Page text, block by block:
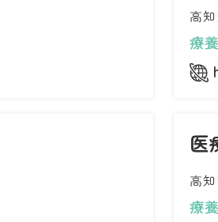
高
療
医
高
療